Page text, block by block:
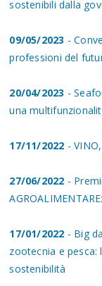
sostenibili dalla
09/05/2023 -
professioni del
20/04/2023 -
una
17/11/2022 -
27/06/2022 -
17/01/2022 - Big
zootecnia e pesca:
sostenibilità